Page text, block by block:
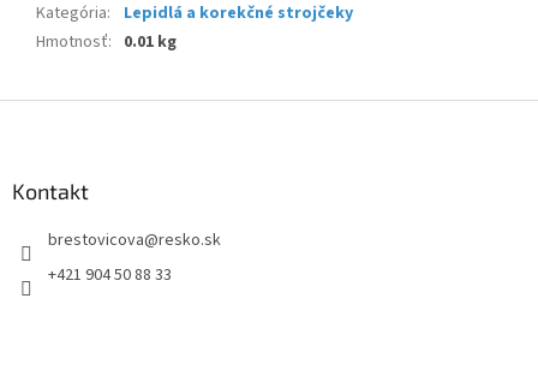
Kategória:
Lepidlá a korekčné strojčeky
Hmotnosť: 0.01 kg
Kontakt
brestovicova@resko.sk
+421 904 50 88 33